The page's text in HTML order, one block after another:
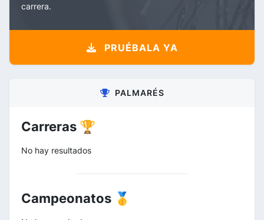
carrera.
PRUÉBALA YA
PALMARÉS
Carreras 🏆
No hay resultados
Campeonatos 🥇